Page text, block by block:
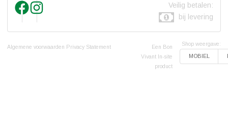
Veilig betalen:
bij levering
Algemene voorwaarden Privacy Statement
Een Bon
Vivant In-site
product
Shop weergave:
MOBIEL